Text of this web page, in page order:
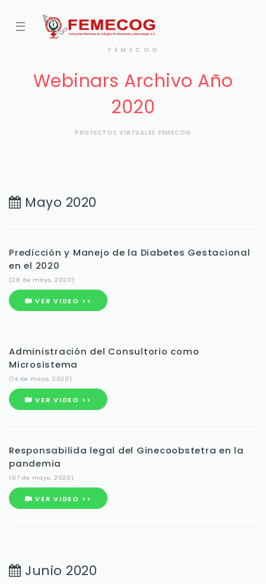
☰
F E M E C O G
Webinars Archivo Año
2020
PROYECTOS VIRTUALES FEMECOG
Mayo 2020
Predicción y Manejo de la Diabetes Gestacional
en el 2020
(28 de mayo, 2020)
VER VIDEO >>
Administración del Consultorio como
Microsistema
(14 de mayo, 2020)
VER VIDEO >>
Responsabilida legal del Ginecoobstetra en la
pandemia
(07 de mayo, 2020)
VER VIDEO >>
Junio 2020